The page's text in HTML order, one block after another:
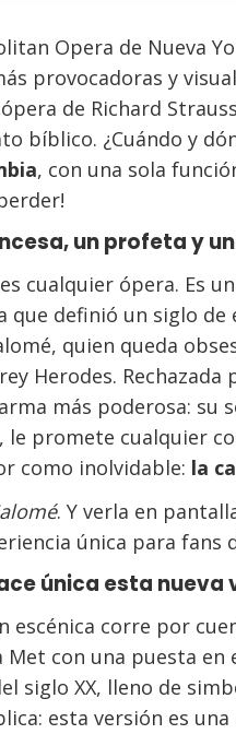
Opera de Nueva
provocadoras y
de Richard
bíblico. ¿Cuándo y
, con una sola
un profeta y
cualquier ópera. Es
que definió un siglo
quien queda
Herodes.
más poderosa: su
le promete cualquier
como inolvidable: la
. Y verla en
única para fans
única esta nueva
escénica corre por
Met con una puesta
siglo XX, lleno de
esta versión es